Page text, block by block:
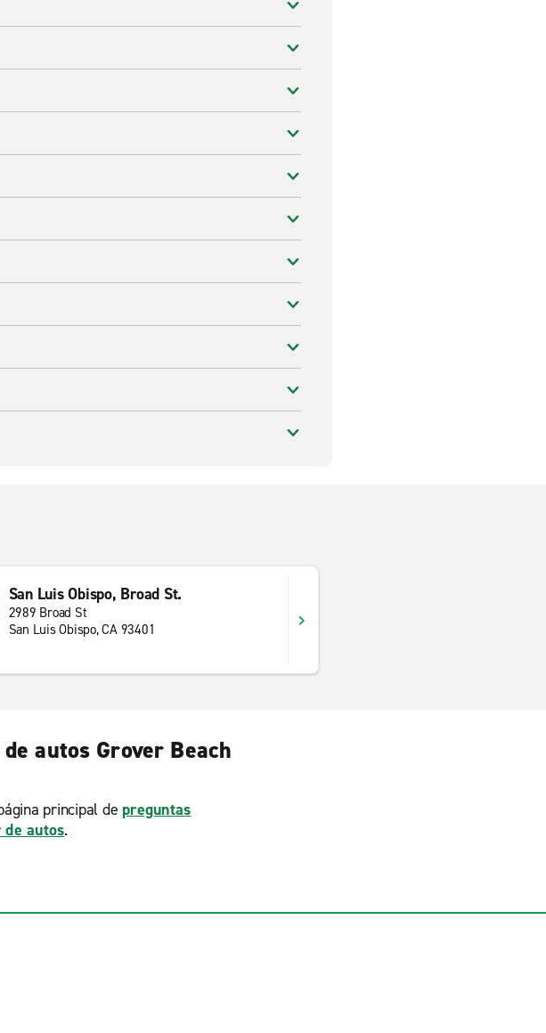
San Luis Obispo, Broad St.
2989 Broad St
San Luis Obispo, CA 93401
autos Grover Beach
principal de preguntas
autos.